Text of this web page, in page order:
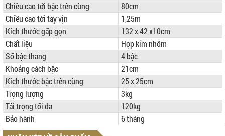
Chiều cao tới bậc trên cùng
80cm
Chiều cao tới tay vịn
1,25m
Kích thước gấp gọn
132 x 42 x10cm
Chất liệu
Hợp kim nhôm
Số bậc thang
4 bậc
Khoảng cách bậc
21cm
Kích thước bậc trên cùng
25 x 25cm
Trọng lượng
3kg
Tải trọng tối đa
120kg
Bảo hành
6 tháng